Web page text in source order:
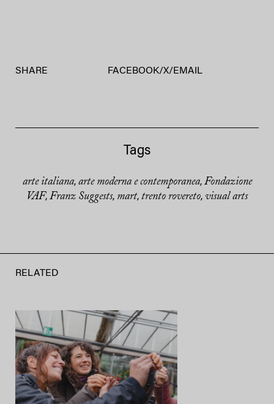
SHARE FACEBOOK/X/EMAIL
Tags
arte italiana, arte moderna e contemporanea, Fondazione
VAF, Franz Suggests, mart, trento rovereto, visual arts
RELATED